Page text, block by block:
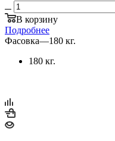
В корзину
Подробнее
Фасовка—180 кг.
180 кг.